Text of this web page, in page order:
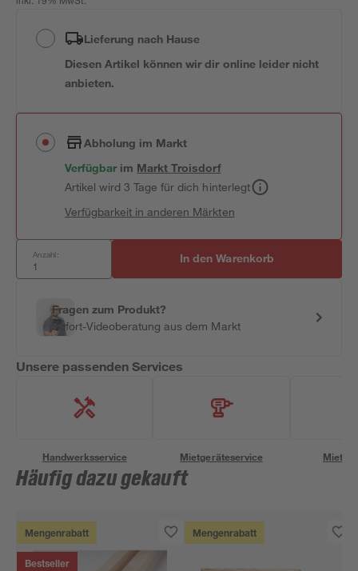
Lieferung nach Hause
Diesen Artikel können wir dir online leider nicht
anbieten.
Abholung im Markt
Verfügbar im MarktTroisdorf
Artikel wird 3 Tage für dich hinterlegt
Verfügbarkeit in anderen Märkten
Anzahl: In den Warenkorb
Fragen zum Produkt?
Sofort-Videoberatung aus dem Markt
Unsere passenden Services
Handwerksservice Mietgeräteservice
Häufig dazu gekauft
Mengenrabatt
Bestseller
Mengenrabatt